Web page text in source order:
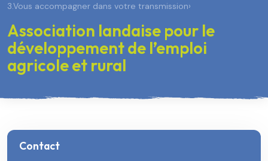
3.Vous accompagner dans votre transmission›
Association landaise pour le
développement de l’emploi
agricole et rural
Contact